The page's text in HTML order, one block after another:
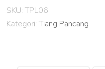
Mini
Pile
SKU:TPL06
Kategori:Tiang Pancang